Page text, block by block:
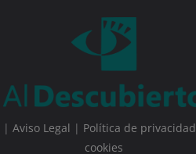
| Aviso Legal | Política de privacidad
cookies